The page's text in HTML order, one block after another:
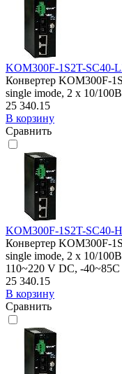
KOM300F-1S2T-SC40-
Конвертер KOM300F-
single imode, 2 x 10/
25 340.15
В корзину
Сравнить
KOM300F-1S2T-SC40-
Конвертер KOM300F-
single imode, 2 x 10/
110~220 V DC, -40~85C
25 340.15
В корзину
Сравнить